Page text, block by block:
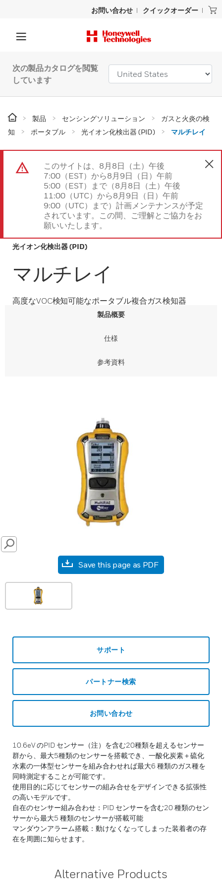
お問い合わせ クイックオーダー
次の製品カタログを閲覧
しています
製品 センシングソリューション
ガスと火炎の検
知
ポータブル 光イオン化検出器 (PID) マルチレイ
このサイトは、8月8日（土）午後
7:00（EST）から8月9日（日）午前
5:00（EST）まで（8月8日（土）午後
11:00（UTC）から8月9日（日）午前
9:00（UTC）まで）計画メンテナンスが予定
されています。この間、ご理解とご協力をお
願いいたします。
光イオン化検出器 (PID)
マルチレイ
高度なVOC検知可能なポータブル複合ガス検知器
製品概要
仕様
参考資料
SEARCH
Save this page as PDF
サポート
パートナー検索
お問い合わせ
10.6eV のPID センサー（注）を含む20種類を超えるセンサー
群から、最大5種類のセンサーを搭載でき、一酸化炭素＋硫化
水素の一体型センサーを組み合わせれば最大6 種類のガス種を
同時測定することが可能です。
使用目的に応じてセンサーの組み合せをデザインできる拡張性
の高いモデルです。
自在のセンサー組み合わせ：PID センサーを含む20 種類のセン
サーから最大5 種類のセンサーが搭載可能
マンダウンアラーム搭載：動けなくなってしまった装着者の存
在を周囲に知らせます。
Alternative Products